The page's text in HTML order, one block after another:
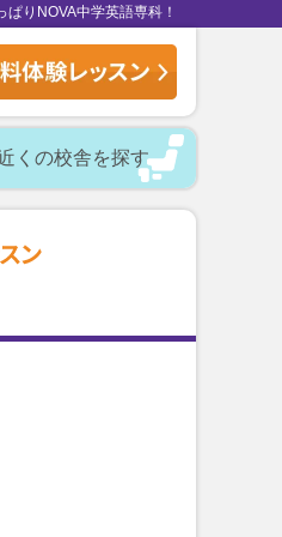
りNOVA中学英語専科！
くの校舎を探す